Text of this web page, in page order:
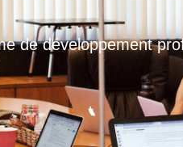
de développement